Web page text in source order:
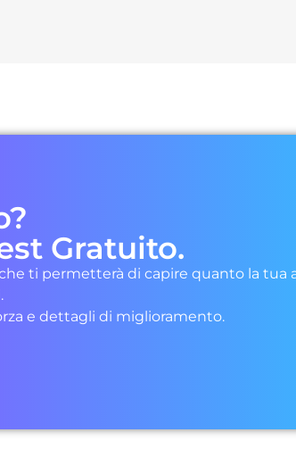
Gratuito.
ti permetterà di capire quanto la tua
e dettagli di miglioramento.